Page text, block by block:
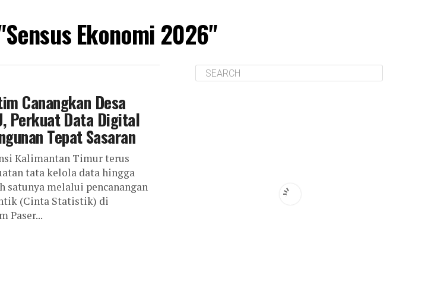
Ekonomi 2026"
Canangkan Desa
Perkuat Data Digital
Tepat Sasaran
Kalimantan Timur terus
tata kelola data hingga
satunya melalui pencanangan
(Cinta Statistik) di
Paser...